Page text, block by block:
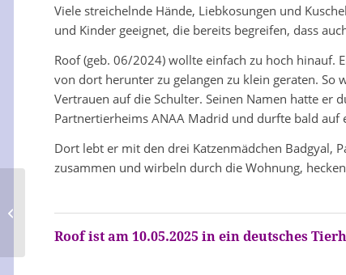
Viele streichelnde Hände, Liebkosungen und
und Kinder geeignet, die bereits begreifen, dass
Roof (geb. 06/2024) wollte einfach zu hoch hinauf.
von dort herunter zu gelangen zu klein geraten. So
Vertrauen auf die Schulter. Seinen Namen hatte er
Partnertierheims ANAA Madrid und durfte bald auf
Dort lebt er mit den drei Katzenmädchen Badgyal,
zusammen und wirbeln durch die Wohnung,
Roof ist am 10.05.2025 in ein deutsches